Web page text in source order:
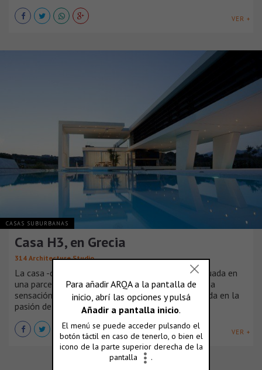
VER +
CASAS SUBURBANAS
Casa H3, en Grecia
314 Architecture Studio
La casa -con una superficie total de 1000 m2, situada en
una parcela de 7000 m2- fue diseñada para dar una
sensación de equilibrio del elemento ‘agua’, inspirada en la
pasión de los propietarios por los yates.
VER +